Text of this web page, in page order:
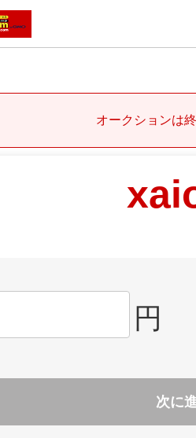
オークションは
円
次に